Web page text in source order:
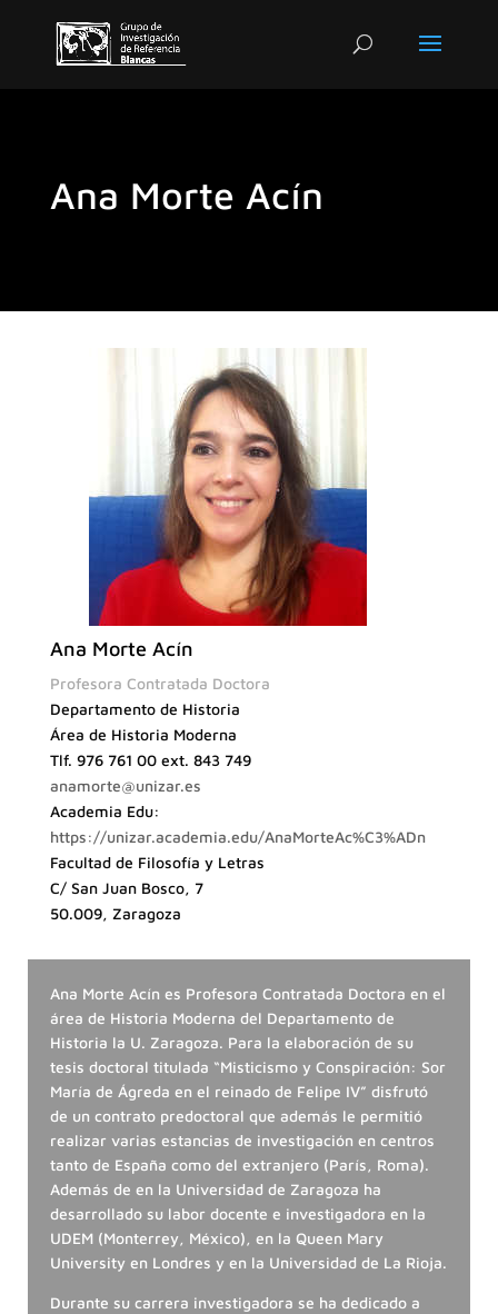
Ana Morte Acín
Ana Morte Acín
Profesora Contratada Doctora
Departamento de Historia
Área de Historia Moderna
Tlf. 976 761 00 ext. 843 749
anamorte@unizar.es
Academia Edu:
https://unizar.academia.edu/AnaMorteAc%C3%ADn
Facultad de Filosofía y Letras
C/ San Juan Bosco, 7
50.009, Zaragoza
Ana Morte Acín es Profesora Contratada Doctora en el
área de Historia Moderna del Departamento de
Historia la U. Zaragoza. Para la elaboración de su
tesis doctoral titulada “Misticismo y Conspiración: Sor
María de Ágreda en el reinado de Felipe IV” disfrutó
de un contrato predoctoral que además le permitió
realizar varias estancias de investigación en centros
tanto de España como del extranjero (París, Roma).
Además de en la Universidad de Zaragoza ha
desarrollado su labor docente e investigadora en la
UDEM (Monterrey, México), en la Queen Mary
University en Londres y en la Universidad de La Rioja.
Durante su carrera investigadora se ha dedicado a